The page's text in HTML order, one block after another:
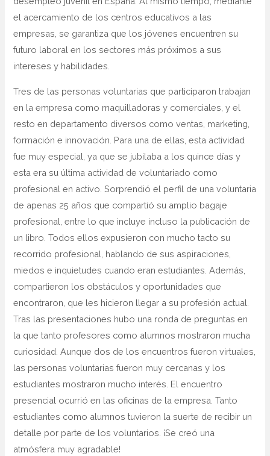
el acercamiento de los centros educativos a las
empresas, se garantiza que los jóvenes encuentren su
futuro laboral en los sectores más próximos a sus
intereses y habilidades.
Tres de las personas voluntarias que participaron trabajan
en la empresa como maquilladoras y comerciales, y el
resto en departamento diversos como ventas, marketing,
formación e innovación. Para una de ellas, esta actividad
fue muy especial, ya que se jubilaba a los quince días y
esta era su última actividad de voluntariado como
profesional en activo. Sorprendió el perfil de una voluntaria
de apenas 25 años que compartió su amplio bagaje
profesional, entre lo que incluye incluso la publicación de
un libro. Todos ellos expusieron con mucho tacto su
recorrido profesional, hablando de sus aspiraciones,
miedos e inquietudes cuando eran estudiantes. Además,
compartieron los obstáculos y oportunidades que
encontraron, que les hicieron llegar a su profesión actual.
Tras las presentaciones hubo una ronda de preguntas en
la que tanto profesores como alumnos mostraron mucha
curiosidad. Aunque dos de los encuentros fueron virtuales,
las personas voluntarias fueron muy cercanas y los
estudiantes mostraron mucho interés. El encuentro
presencial ocurrió en las oficinas de la empresa. Tanto
estudiantes como alumnos tuvieron la suerte de recibir un
detalle por parte de los voluntarios. ¡Se creó una
atmósfera muy agradable!